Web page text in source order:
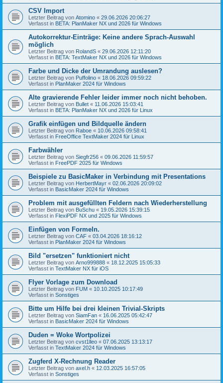
CSV Import
Letzter Beitrag von Atomino « 29.06.2026 20:06:27
Verfasst in BETA: PlanMaker NX und 2026 für Windows
Autokorrektur-Einträge: Keine andere Sprach-Auswahl
möglich
Letzter Beitrag von RolandS « 29.06.2026 12:11:20
Verfasst in BETA: TextMaker NX und 2026 für Windows
Farbe und Dicke der Umrandung auslesen?
Letzter Beitrag von Puffolino « 18.06.2026 09:59:22
Verfasst in PlanMaker 2024 für Windows
Alte gravierende Fehler leider immer noch nicht behoben.
Letzter Beitrag von Bullet « 11.06.2026 15:03:41
Verfasst in BETA: PlanMaker NX und 2026 für Linux
Grafik einfügen und Bildquelle ändern
Letzter Beitrag von Raboe « 10.06.2026 09:58:41
Verfasst in FreeOffice TextMaker 2024 für Linux
Farbwähler
Letzter Beitrag von Siegfr256 « 09.06.2026 11:59:57
Verfasst in FreePDF 2025 für Windows
Beispiele zu BasicMaker in Verbindung mit Presentations
Letzter Beitrag von HerbertMayr « 02.06.2026 20:09:02
Verfasst in BasicMaker 2024 für Windows
Problem mit ausgefüllten Feldern nach Wiederherstellung
Letzter Beitrag von BuSchu « 19.05.2026 15:39:15
Verfasst in FlexiPDF NX und 2025 für Windows
Einfügen von Formeln.
Letzter Beitrag von CAF « 03.04.2026 18:16:12
Verfasst in PlanMaker 2024 für Windows
Bild "ersetzen" funktioniert nicht
Letzter Beitrag von Arno999888 « 18.12.2025 15:05:33
Verfasst in TextMaker NX für iOS
Flyer Vorlage zum Download
Letzter Beitrag von FUM « 10.10.2025 10:17:49
Verfasst in Sonstiges
Bitte um Hilfe bei drei kleinen Trivial-Skripts
Letzter Beitrag von SiamFan « 16.06.2025 05:42:47
Verfasst in BasicMaker 2024 für Windows
Duden = Woke Wortpolizei
Letzter Beitrag von cvst1lleo « 07.06.2025 13:13:17
Verfasst in TextMaker 2024 für Windows
Zugferd X-Rechnung Reader
Letzter Beitrag von axel.h « 12.03.2025 16:57:05
Verfasst in Sonstiges